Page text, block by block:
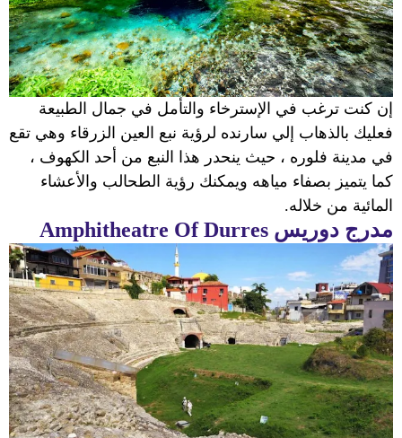
إن كنت ترغب في الإسترخاء والتأمل في جمال الطبيعة
فعليك بالذهاب إلي سارنده لرؤية نبع العين الزرقاء وهي تقع
في مدينة فلوره ، حيث ينحدر هذا النبع من أحد الكهوف ،
كما يتميز بصفاء مياهه ويمكنك رؤية الطحالب والأعشاء
المائية من خلاله.
مدرج دوريس Amphitheatre Of Durres